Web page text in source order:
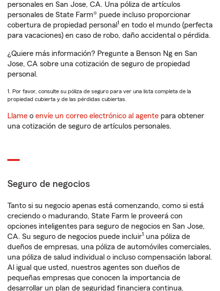
personales en San Jose, CA. Una póliza de artículos
personales de State Farm® puede incluso proporcionar
cobertura de propiedad personal 1 en todo el mundo (perfecta
para vacaciones) en caso de robo, daño accidental o pérdida.
¿Quiere más información? Pregunte a Benson Ng en San
Jose, CA sobre una cotización de seguro de propiedad
personal.
1. Por favor, consulte su póliza de seguro para ver una lista completa de la
propiedad cubierta y de las pérdidas cubiertas.
Llame o envíe un correo electrónico al agente para obtener
una cotización de seguro de artículos personales.
Seguro de negocios
Tanto si su negocio apenas está comenzando, como si está
creciendo o madurando, State Farm le proveerá con
opciones inteligentes para seguro de negocios en San Jose,
CA. Su seguro de negocios puede incluir1 una póliza de
dueños de empresas, una póliza de automóviles comerciales,
una póliza de salud individual o incluso compensación laboral.
Al igual que usted, nuestros agentes son dueños de
pequeñas empresas que conocen la importancia de
desarrollar un plan de seguridad financiera continua.